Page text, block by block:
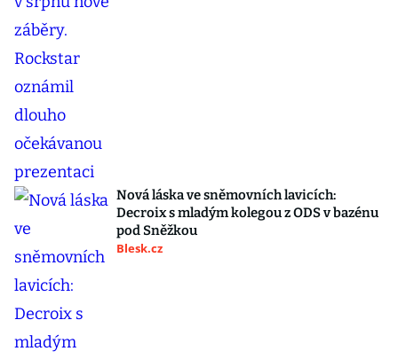
Nová láska ve sněmovních lavicích:
Decroix s mladým kolegou z ODS v bazénu
pod Sněžkou
Blesk.cz